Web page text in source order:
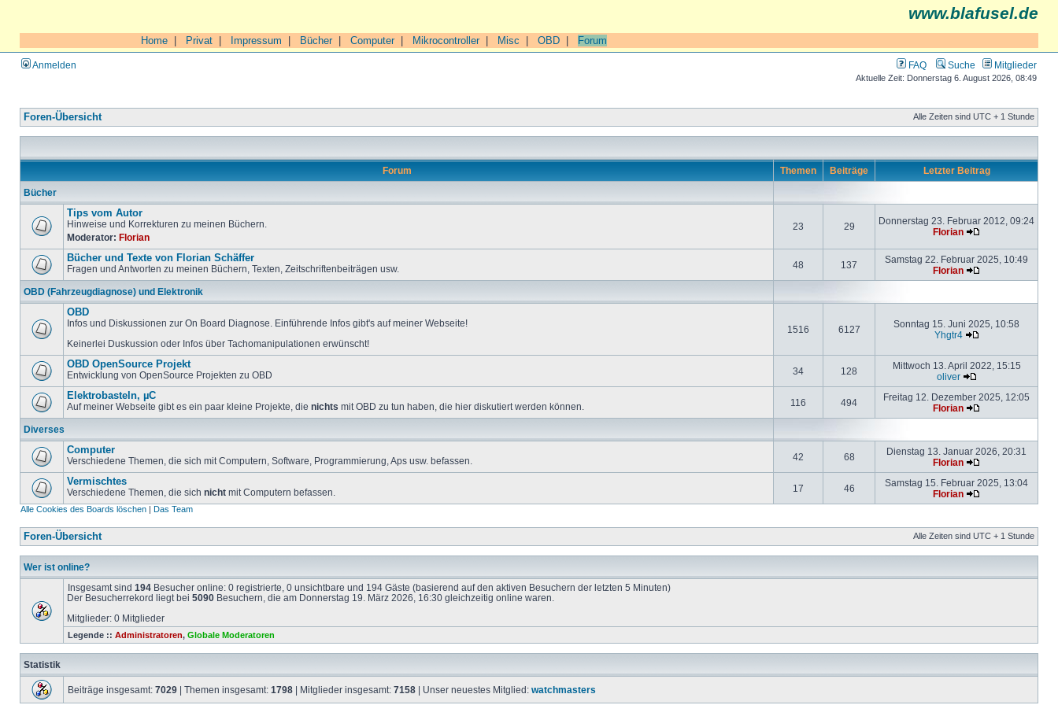
www.blafusel.de
Home Privat Impressum Bücher| Computer| Mikrocontroller| Misc OBD Forum
Anmelden FAQ Suche Mitglieder
Aktuelle Zeit: Donnerstag 6. August 2026, 08:49
Foren-Übersicht Alle Zeiten sind UTC + 1 Stunde
Forum Themen Beiträge Letzter Beitrag
Bücher
Tips vom Autor
Hinweise und Korrekturen zu meinen Büchern.
Moderator: Florian
23 29
Donnerstag 23. Februar 2012, 09:24
Florian
Bücher und Texte von Florian Schäffer
Fragen und Antworten zu meinen Büchern, Texten, Zeitschriftenbeiträgen usw. 48 137
Samstag 22. Februar 2025, 10:49
Florian
OBD (Fahrzeugdiagnose) und Elektronik
OBD
Infos und Diskussionen zur On Board Diagnose. Einführende Infos gibt's auf meiner Webseite!
Keinerlei Duskussion oder Infos über Tachomanipulationen erwünscht!
1516 6127
Sonntag 15. Juni 2025, 10:58
Yhgtr4
OBD OpenSource Projekt
Entwicklung von OpenSource Projekten zu OBD 34 128
Mittwoch 13. April 2022, 15:15
oliver
Elektrobasteln, µC
Auf meiner Webseite gibt es ein paar kleine Projekte, die nichts mit OBD zu tun haben, die hier diskutiert werden können. 116 494
Freitag 12. Dezember 2025, 12:05
Florian
Diverses
Computer
Verschiedene Themen, die sich mit Computern, Software, Programmierung, Aps usw. befassen. 42 68
Dienstag 13. Januar 2026, 20:31
Florian
Vermischtes
Verschiedene Themen, die sich nicht mit Computern befassen. 17 46
Samstag 15. Februar 2025, 13:04
Florian
Alle Cookies des Boards löschen | Das Team
Foren-Übersicht Alle Zeiten sind UTC + 1 Stunde
Wer ist online?
Insgesamt sind 194 Besucher online: 0 registrierte, 0 unsichtbare und 194 Gäste (basierend auf den aktiven Besuchern der letzten 5 Minuten)
Der Besucherrekord liegt bei 5090 Besuchern, die am Donnerstag 19. März 2026, 16:30 gleichzeitig online waren.
Mitglieder: 0 Mitglieder
Legende :: Administratoren, Globale Moderatoren
Statistik
Beiträge insgesamt: 7029 | Themen insgesamt: 1798 | Mitglieder insgesamt: 7158 | Unser neuestes Mitglied: watchmasters